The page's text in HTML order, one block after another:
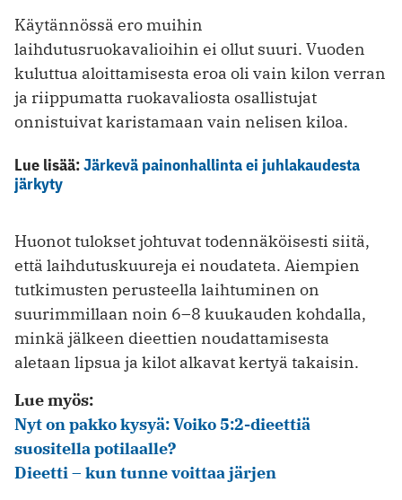
Käytännössä ero muihin
laihdutusruokavalioihin ei ollut suuri. Vuoden
kuluttua aloittamisesta eroa oli vain kilon verran
ja riippumatta ruokavaliosta osallistujat
onnistuivat karistamaan vain nelisen kiloa.
Lue lisää:Järkevä painonhallinta ei juhlakaudesta
järkyty
Huonot tulokset johtuvat todennäköisesti siitä,
että laihdutuskuureja ei noudateta. Aiempien
tutkimusten perusteella laihtuminen on
suurimmillaan noin 6–8 kuukauden kohdalla,
minkä jälkeen dieettien noudattamisesta
aletaan lipsua ja kilot alkavat kertyä takaisin.
Lue myös:
Nyt on pakko kysyä: Voiko 5:2-dieettiä
suositella potilaalle?
Dieetti – kun tunne voittaa järjen